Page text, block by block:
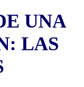
UNA
LAS